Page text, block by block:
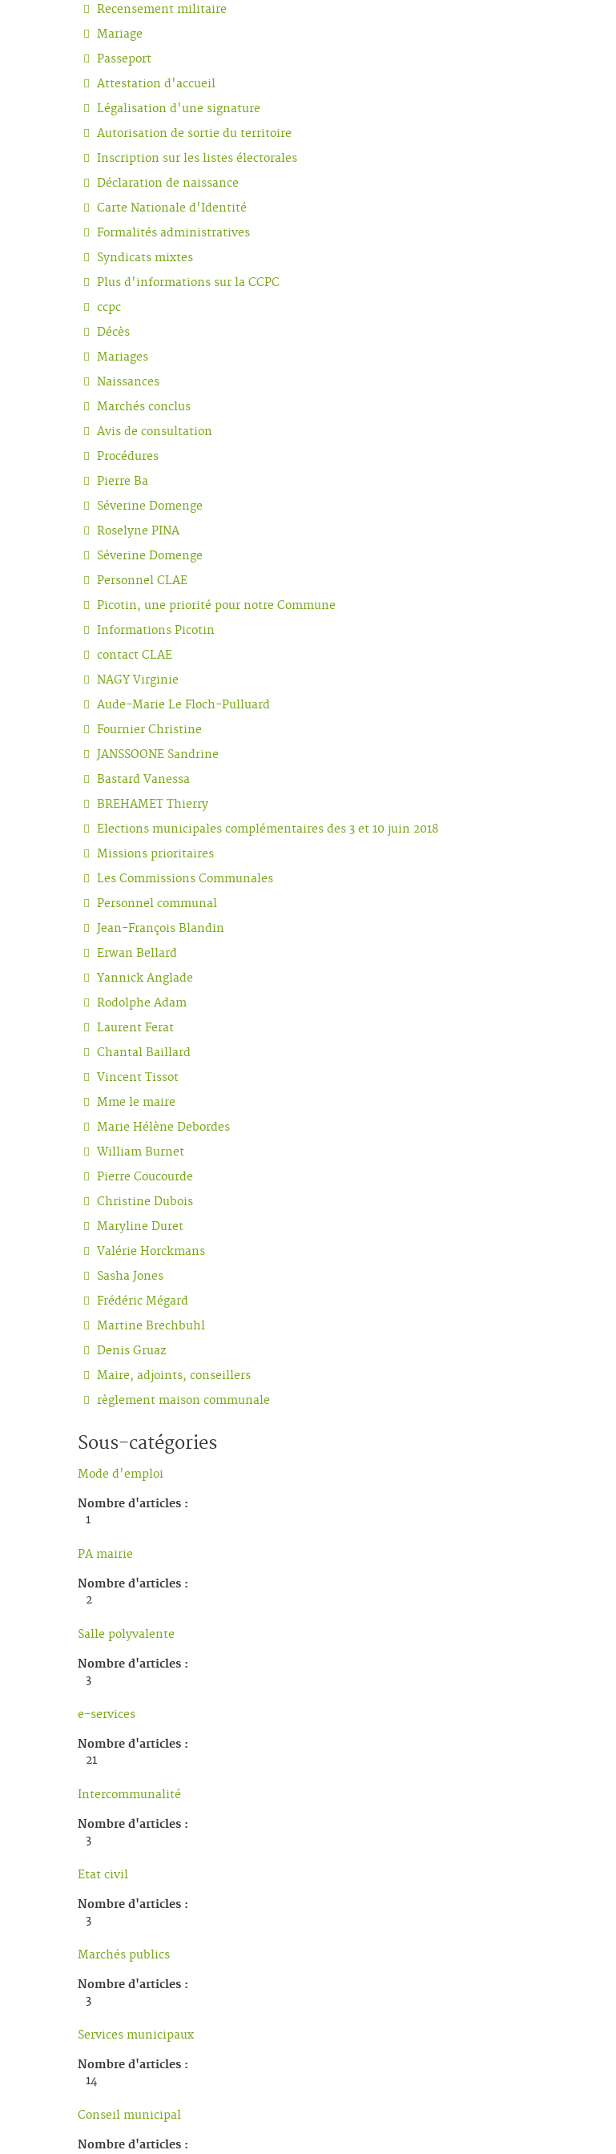
Recensement militaire
Mariage
Passeport
Attestation d'accueil
Légalisation d'une signature
Autorisation de sortie du territoire
Inscription sur les listes électorales
Déclaration de naissance
Carte Nationale d'Identité
Formalités administratives
Syndicats mixtes
Plus d'informations sur la CCPC
ccpc
Décès
Mariages
Naissances
Marchés conclus
Avis de consultation
Procédures
Pierre Ba
Séverine Domenge
Roselyne PINA
Séverine Domenge
Personnel CLAE
Picotin, une priorité pour notre Commune
Informations Picotin
contact CLAE
NAGY Virginie
Aude-Marie Le Floch-Pulluard
Fournier Christine
JANSSOONE Sandrine
Bastard Vanessa
BREHAMET Thierry
Elections municipales complémentaires des 3 et 10 juin 2018
Missions prioritaires
Les Commissions Communales
Personnel communal
Jean-François Blandin
Erwan Bellard
Yannick Anglade
Rodolphe Adam
Laurent Ferat
Chantal Baillard
Vincent Tissot
Mme le maire
Marie Hélène Debordes
William Burnet
Pierre Coucourde
Christine Dubois
Maryline Duret
Valérie Horckmans
Sasha Jones
Frédéric Mégard
Martine Brechbuhl
Denis Gruaz
Maire, adjoints, conseillers
règlement maison communale
Sous-catégories
Mode d'emploi
Nombre d'articles :
1
PA mairie
Nombre d'articles :
2
Salle polyvalente
Nombre d'articles :
3
e-services
Nombre d'articles :
21
Intercommunalité
Nombre d'articles :
3
Etat civil
Nombre d'articles :
3
Marchés publics
Nombre d'articles :
3
Services municipaux
Nombre d'articles :
14
Conseil municipal
Nombre d'articles :